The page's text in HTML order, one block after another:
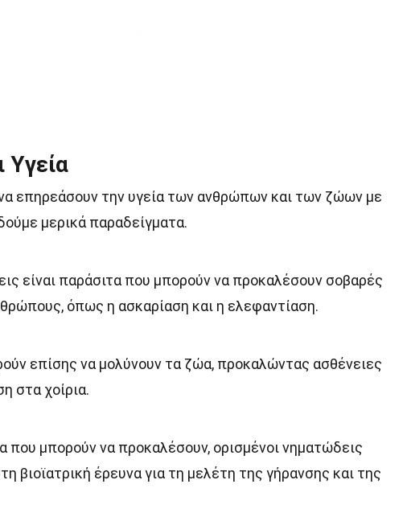
Υγεία
επηρεάσουν την υγεία των ανθρώπων και των ζώων με
μερικά παραδείγματα.
είναι παράσιτα που μπορούν να προκαλέσουν σοβαρές
όπως η ασκαρίαση και η ελεφαντίαση.
επίσης να μολύνουν τα ζώα, προκαλώντας ασθένειες
στα χοίρια.
που μπορούν να προκαλέσουν, ορισμένοι νηματώδεις
βιοϊατρική έρευνα για τη μελέτη της γήρανσης και της